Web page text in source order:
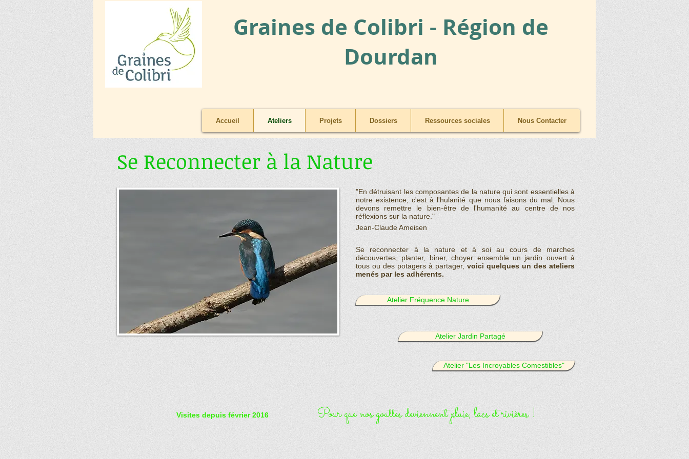
Graines de Colibri - Région de
Dourdan
Accueil Ateliers Projets Dossiers Ressources sociales Nous Contacter
Se Reconnecter à la Nature
"En détruisant les composantes de la nature qui sont essentielles à
notre existence, c'est à l'hulanité que nous faisons du mal. Nous
devons remettre le bien-être de l'humanité au centre de nos
réflexions sur la nature."
Jean-Claude Ameisen
Se reconnecter à la nature et à soi au cours de marches
découvertes, planter, biner, choyer ensemble un jardin ouvert à
tous ou des potagers à partager, voici quelques un des ateliers
menés par les adhérents.
Atelier Fréquence Nature
Atelier Jardin Partagé
Atelier "Les Incroyables Comestibles"
Visites depuis février 2016 Pour que nos gouttes deviennent pluie, lacs et rivières !